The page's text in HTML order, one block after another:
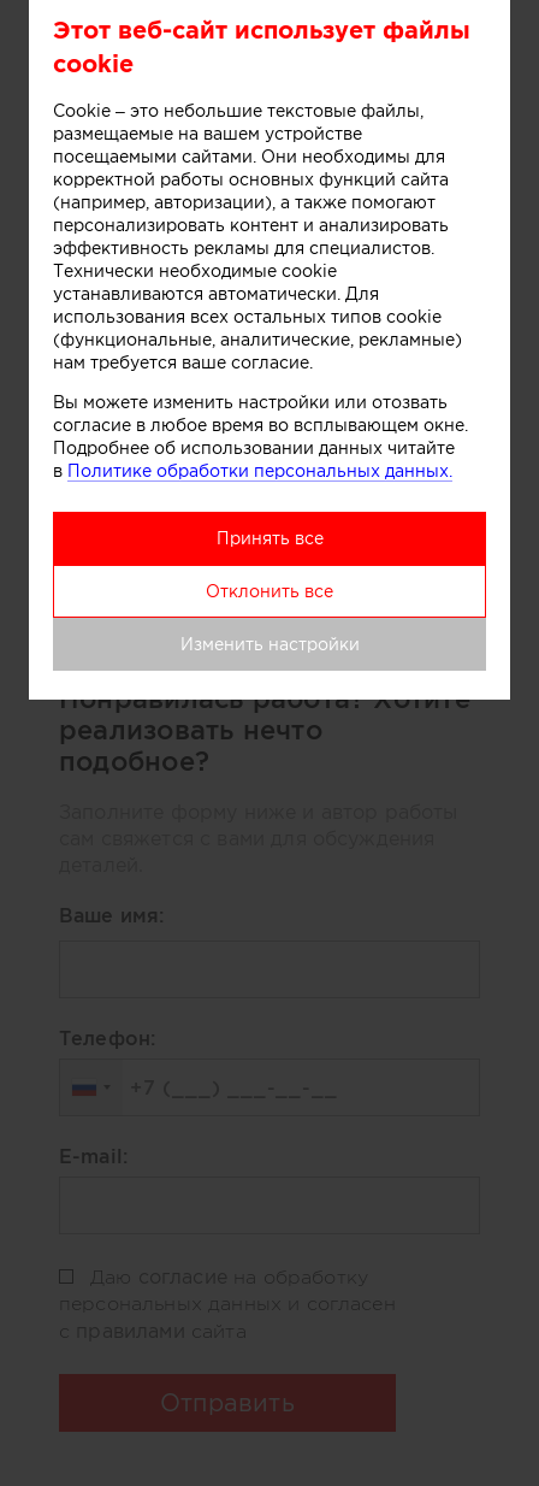
Информация
Дом под Рузой. Архитектор Александра Спицына
Информация
Понравилась работа? Хотите
реализовать нечто
подобное?
Ваше имя:
Телефон:
E-mail:
Даю
на обработку
персональных данных и согласен
с
сайта
Отправить
Этот веб-сайт использует файлы
cookie
Cookie – это небольшие текстовые файлы,
размещаемые на вашем устройстве
посещаемыми сайтами. Они необходимы для
корректной работы основных функций сайта
(например, авторизации), а также помогают
персонализировать контент и анализировать
эффективность рекламы для специалистов.
Технически необходимые cookie
устанавливаются автоматически. Для
использования всех остальных типов cookie
(функциональные, аналитические, рекламные)
нам требуется ваше согласие.
Вы можете изменить настройки или отозвать
согласие в любое время во всплывающем окне.
Подробнее об использовании данных читайте
в Политике обработки персональных данных.
Принять все
Отклонить все
Изменить настройки